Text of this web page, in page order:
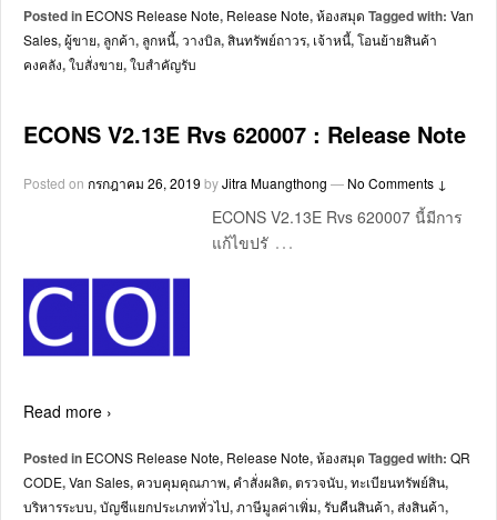
Posted in ECONS Release Note, Release Note,ห้องสมุด Tagged with: Van
Sales,ผู้ขาย, ลูกค้า, ลูกหนี้,วางบิล,สินทรัพย์ถาวร, เจ้าหนี้,โอนย้ายสินค้า
คงคลัง,ใบสั่งขาย,ใบสำคัญรับ
ECONS V2.13E Rvs 620007 : Release Note
Posted on กรกฎาคม 26, 2019 byJitra Muangthong — No Comments ↓
ECONS V2.13E Rvs 620007 นี้มีการ
แก้ไขปรั …
Read more ›
Posted in ECONS Release Note, Release Note,ห้องสมุด Tagged with: QR
CODE,Van Sales, ควบคุมคุณภาพ, คำสั่งผลิต,ตรวจนับ,ทะเบียนทรัพย์สิน,
บริหารระบบ,บัญชีแยกประเภททั่วไป,ภาษีมูลค่าเพิ่ม,รับคืนสินค้า,ส่งสินค้า,